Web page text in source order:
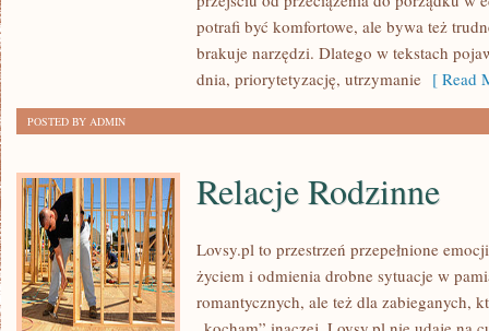
potrafi być komfortowe, ale bywa też
brakuje narzędzi. Dlatego w tekstach
dnia, priorytetyzację, utrzymanie [ Read
POSTED BY ADMIN
Relacje Rodzinne
Lovsy.pl to przestrzeń przepełnione
życiem i odmienia drobne sytuacje w
romantycznych, ale też dla zabieganych,